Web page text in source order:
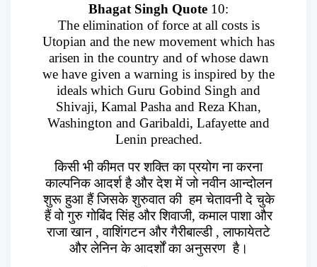
Bhagat Singh Quote 10:
The elimination of force at all costs is
Utopian and the new movement which has
arisen in the country and of whose dawn
we have given a warning is inspired by the
ideals which Guru Gobind Singh and
Shivaji, Kamal Pasha and Reza Khan,
Washington and Garibaldi, Lafayette and
Lenin preached.
किसी भी कीमत पर शक्ति का प्रयोग ना करना
काल्पनिक आदर्श है और देश में जो नवीन आन्दोलन
शुरू हुआ हैं जिसके शुरुवात की हम चेतावनी दे चुके
हैं वो गुरु गोबिंद सिंह और शिवाजी, कमाल पाशा और
राजा खान , वाशिंगटन और गैरीबाल्डी , लाफायेतटे
और लेनिन के आदर्शों का अनुसरण है।